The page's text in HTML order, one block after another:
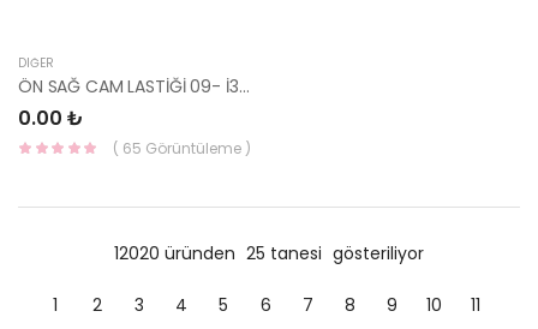
DIĞER
ÖN SAĞ CAM LASTİĞİ 09- İ30 51031-46523-
0.00 ₺
( 65 Görüntüleme )
12020 üründen 25 tanesi gösteriliyor
1 2 3 4 5 6 7 8 9 10
11